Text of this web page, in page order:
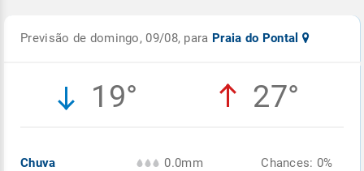
Previsão de domingo, 09/08, para Praia do Pontal
19° 27°
Chuva
0.0mm
Chances: 0%